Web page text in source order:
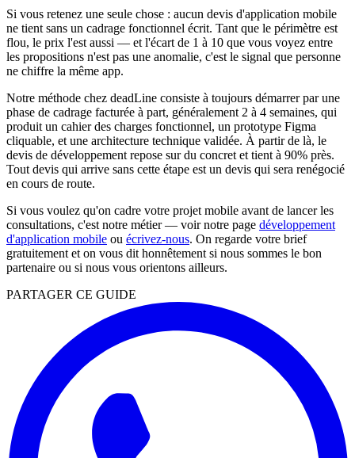
Si vous retenez une seule chose : aucun devis d'application mobile
ne tient sans un cadrage fonctionnel écrit. Tant que le périmètre est
flou, le prix l'est aussi — et l'écart de 1 à 10 que vous voyez entre
les propositions n'est pas une anomalie, c'est le signal que personne
ne chiffre la même app.
Notre méthode chez deadLine consiste à toujours démarrer par une
phase de cadrage facturée à part, généralement 2 à 4 semaines, qui
produit un cahier des charges fonctionnel, un prototype Figma
cliquable, et une architecture technique validée. À partir de là, le
devis de développement repose sur du concret et tient à 90% près.
Tout devis qui arrive sans cette étape est un devis qui sera renégocié
en cours de route.
Si vous voulez qu'on cadre votre projet mobile avant de lancer les
consultations, c'est notre métier — voir notre page développement
d'application mobile ou écrivez-nous. On regarde votre brief
gratuitement et on vous dit honnêtement si nous sommes le bon
partenaire ou si nous vous orientons ailleurs.
PARTAGER CE GUIDE